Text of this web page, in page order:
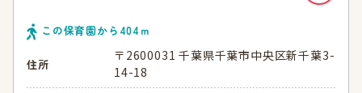
この保育園から 404 ｍ
住所
〒2600031 千葉県千葉市中央区新千葉3-
14-18